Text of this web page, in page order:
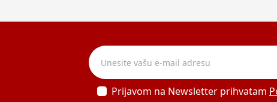
Prijavom na Newsletter prihvatam